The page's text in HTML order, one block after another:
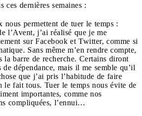
ces dernières semaines :
nous permettent de tuer le temps :
l’Avent, j’ai réalisé que je me
sur Facebook et Twitter, comme si
Sans même m’en rendre compte,
la barre de recherche. Certains diront
de dépendance, mais il me semble qu’il
que j’ai pris l’habitude de faire
le fait tous. Tuer le temps nous évite de
importantes, comme nos
compliquées, l’ennui…